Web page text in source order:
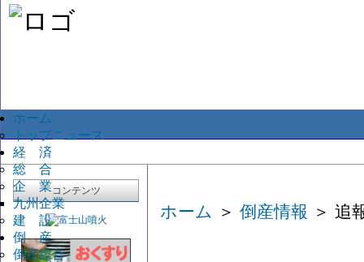
ホーム
トップニュース
経 済
総 合
企 業
九州企業
建 設
倒 産
倒産総合
コンテンツ
ホーム ＞ 倒産情報 ＞ 追